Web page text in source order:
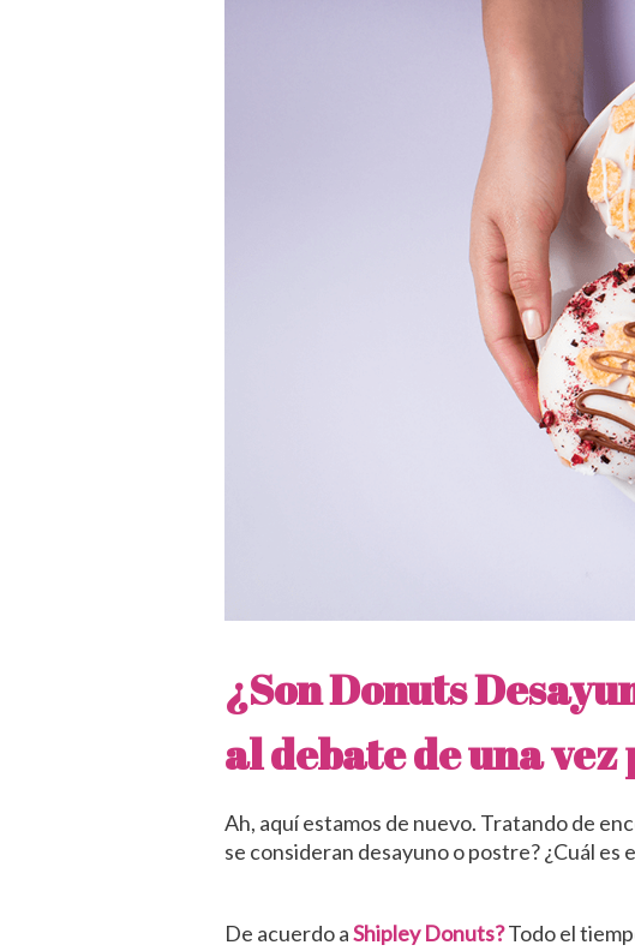
¿Son Donuts
al debate de una
Ah, aquí estamos de nuevo. Tratando de
se consideran desayuno o postre? ¿Cuál
De acuerdo aShipley Donuts?Todo el